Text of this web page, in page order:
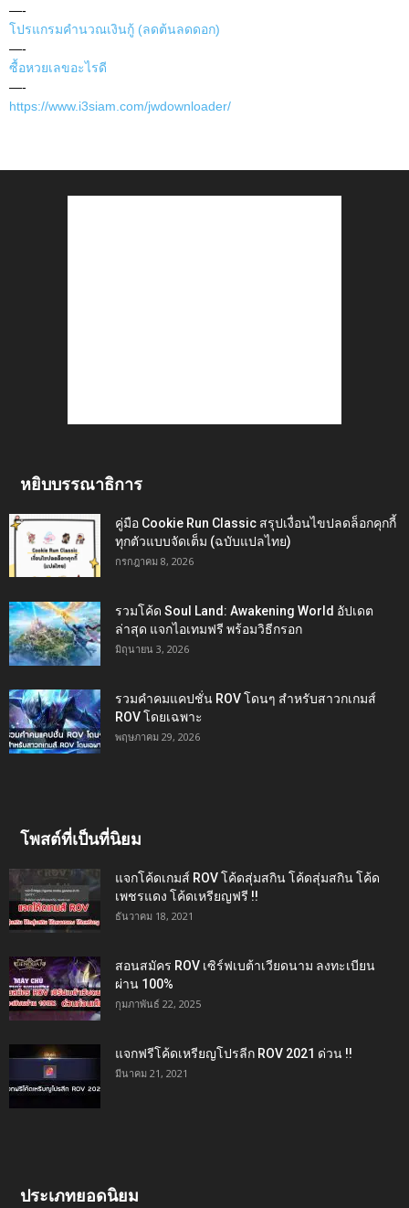
—-
โปรแกรมคำนวณเงินกู้ (ลดต้นลดดอก)
—-
ซื้อหวยเลขอะไรดี
—-
https://www.i3siam.com/jwdownloader/
หยิบบรรณาธิการ
คู่มือ Cookie Run Classic สรุปเงื่อนไขปลดล็อกคุกกี้
ทุกตัวแบบจัดเต็ม (ฉบับแปลไทย)
กรกฎาคม 8, 2026
รวมโค้ด Soul Land: Awakening World อัปเดต
ล่าสุด แจกไอเทมฟรี พร้อมวิธีกรอก
มิถุนายน 3, 2026
รวมคำคมแคปชั่น ROV โดนๆ สำหรับสาวกเกมส์
ROV โดยเฉพาะ
พฤษภาคม 29, 2026
โพสต์ที่เป็นที่นิยม
แจกโค้ดเกมส์ ROV โค้ดสุ่มสกิน โค้ดสุ่มสกิน โค้ด
เพชรแดง โค้ดเหรียญฟรี !!
ธันวาคม 18, 2021
สอนสมัคร ROV เซิร์ฟเบต้าเวียดนาม ลงทะเบียน
ผ่าน 100%
กุมภาพันธ์ 22, 2025
แจกฟรีโค้ดเหรียญโปรลีก ROV 2021 ด่วน !!
มีนาคม 21, 2021
ประเภทยอดนิยม